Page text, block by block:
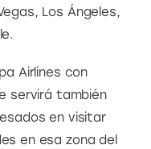
Los Ángeles,
Airlines con
servirá también
en visitar
en esa zona del